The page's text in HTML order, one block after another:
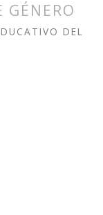
GÉNERO
DEL